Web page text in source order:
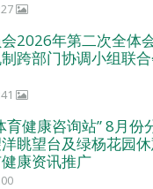
2026年第二次全体
跨部门协调小组联
育健康咨询站” 8月份
眺望台及绿杨花园
康资讯推广